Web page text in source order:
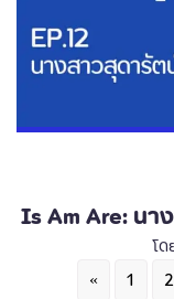
Is Am Are: น
โ
« 1 2